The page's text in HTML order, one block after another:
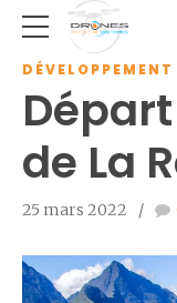
DÉVELOPPEMENT
de La
25 mars 2022